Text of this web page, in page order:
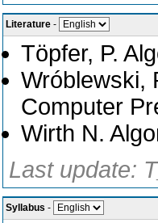
Literature -
Töpfer, P.
Wróblewski,
Computer
Wirth N.
Last update:
Syllabus -